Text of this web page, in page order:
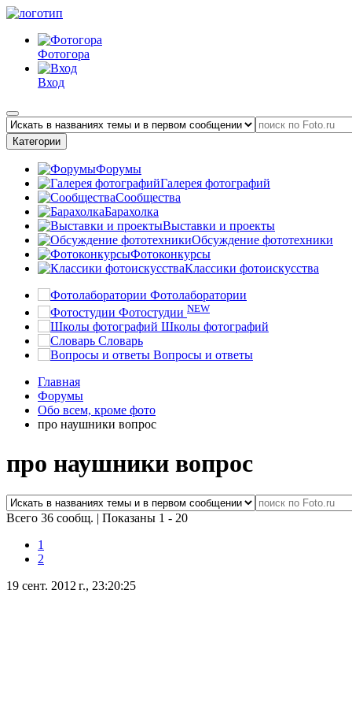
Фотогора
Вход
Категории
Форумы
Галерея фотографий
Сообщества
Барахолка
Выставки и проекты
Обсуждение фототехники
Фотоконкурсы
Классики фотоискусства
Фотолаборатории
Фотостудии NEW
Школы фотографий
Словарь
Вопросы и ответы
Главная
Форумы
Обо всем, кроме фото
про наушники вопрос
про наушники вопрос
Всего 36 сообщ. | Показаны 1 - 20
1
2
19 сент. 2012 г., 23:20:25